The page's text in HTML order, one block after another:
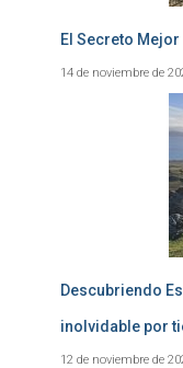
El Secreto
14 de noviembre de
Descubriendo
inolvidable por
12 de noviembre de